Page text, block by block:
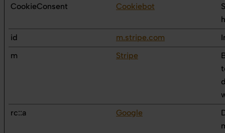
CookieConsent
Cookiebot
id
m.stripe.com
m
Stripe
rc::a
Google